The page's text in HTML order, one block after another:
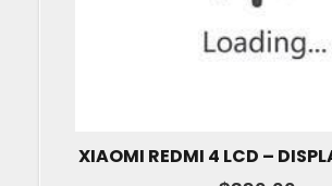
XIAOMI REDMI 4 LCD –